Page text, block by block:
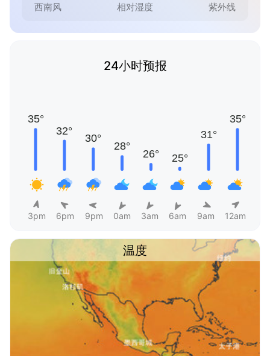
西南风 相对湿度 紫外线
24小时预报
3pm 6pm 9pm 0am 3am 6am 9am 12am
温度